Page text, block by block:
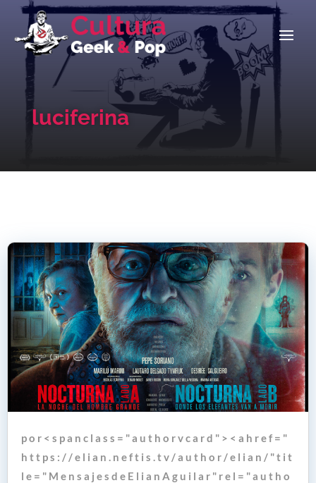
luciferina
p o r < s p a n c l a s s = " a u t h o r v c a r d " > < a h r e f = "
h t t p s : / / e l i a n . n e f t i s . t v / a u t h o r / e l i a n / " t i t
l e = " M e n s a j e s d e E l i a n A g u i l a r " r e l = " a u t h o